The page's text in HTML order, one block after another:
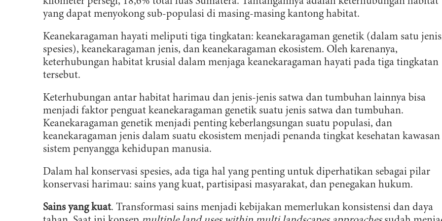
yang dapat menyokong sub-populasi di masing-masing kantong habitat.
Keanekaragaman hayati meliputi tiga tingkatan: keanekaragaman genetik (dalam satu
spesies), keanekaragaman jenis, dan keanekaragaman ekosistem. Oleh karenanya,
keterhubungan habitat krusial dalam menjaga keanekaragaman hayati pada tiga tingkatan
tersebut.
Keterhubungan antar habitat harimau dan jenis-jenis satwa dan tumbuhan lainnya bisa
menjadi faktor penguat keanekaragaman genetik suatu jenis satwa dan tumbuhan.
Keanekaragaman genetik menjadi penting keberlangsungan suatu populasi, dan
keanekaragaman jenis dalam suatu ekosistem menjadi penanda tingkat kesehatan kawasan
sistem penyangga kehidupan manusia.
Dalam hal konservasi spesies, ada tiga hal yang penting untuk diperhatikan sebagai pilar
konservasi harimau: sains yang kuat, partisipasi masyarakat, dan penegakan hukum.
Sains yang kuat. Transformasi sains menjadi kebijakan memerlukan konsistensi dan daya